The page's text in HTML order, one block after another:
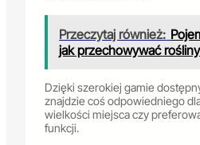
Przeczytaj również:
jak przechowywać
Dzięki szerokiej gamie
znajdzie coś odpowiedniego
wielkości miejsca czy
funkcji.